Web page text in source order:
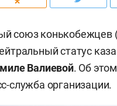
союз конькобежцев
статус
Валиевой. Об этом
служба организации.